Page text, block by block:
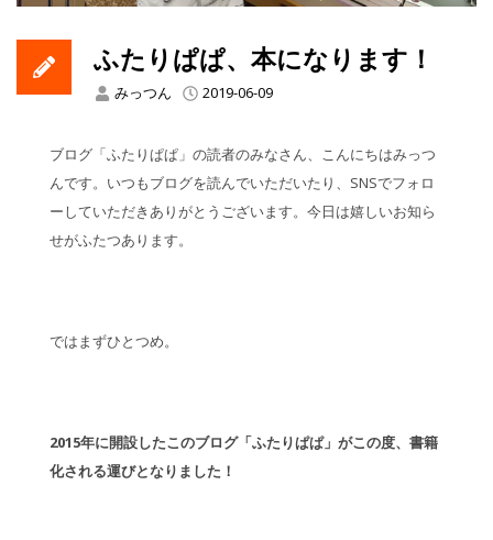
ふたりぱぱ、本になります！
みっつん 2019-06-09
ブログ「ふたりぱぱ」の読者のみなさん、こんにちはみっつ
んです。いつもブログを読んでいただいたり、SNSでフォロ
ーしていただきありがとうございます。今日は嬉しいお知ら
せがふたつあります。
ではまずひとつめ。
2015年に開設したこのブログ「ふたりぱぱ」がこの度、書籍
化される運びとなりました！